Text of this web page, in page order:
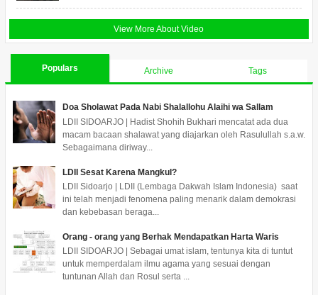
View More About Video
Populars Archive Tags
Doa Sholawat Pada Nabi Shalallohu Alaihi wa Sallam
LDII SIDOARJO | Hadist Shohih Bukhari mencatat ada dua
macam bacaan shalawat yang diajarkan oleh Rasulullah s.a.w.
Sebagaimana diriway...
LDII Sesat Karena Mangkul?
LDII Sidoarjo | LDII (Lembaga Dakwah Islam Indonesia) saat
ini telah menjadi fenomena paling menarik dalam demokrasi
dan kebebasan beraga...
Orang - orang yang Berhak Mendapatkan Harta Waris
LDII SIDOARJO | Sebagai umat islam, tentunya kita di tuntut
untuk memperdalam ilmu agama yang sesuai dengan
tuntunan Allah dan Rosul serta ...